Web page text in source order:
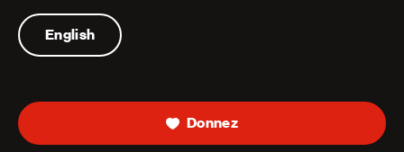
English
Donnez